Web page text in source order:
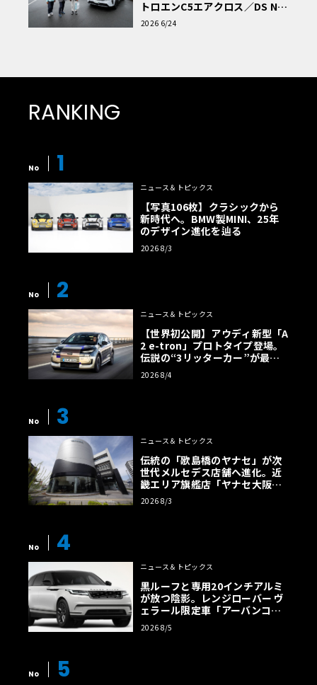
トロエンC5エアクロス／DS Nº4
読者一気乗りレポート
2026 6/24
RANKING
No 1
ニュース＆トピックス
【写真106枚】クラシックから
新時代へ。BMW製MINI、25年
のデザイン進化を辿る
2026 8/3
No 2
ニュース＆トピックス
【世界初公開】アウディ新型「A
2 e-tron」プロトタイプ登場。
伝説の“3リッターカー”が最高
効率エントリーBEVとして復活
【画像38枚】
2026 8/4
No 3
ニュース＆トピックス
伝統の「歌島橋のヤナセ」が次
世代メルセデス店舗へ進化。近
畿エリア旗艦店「ヤナセ大阪支
店」がリニューアル
2026 8/3
No 4
ニュース＆トピックス
黒ルーフと専用20インチアルミ
が放つ陰影。レンジローバー ヴ
ェラール限定車「アーバンコン
トラスト・エディション」登場
2026 8/5
No 5